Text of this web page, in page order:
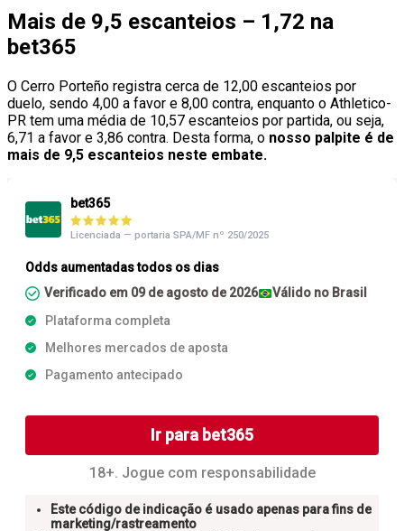
Mais de 9,5 escanteios – 1,72 na
bet365
O Cerro Porteño registra cerca de 12,00 escanteios por
duelo, sendo 4,00 a favor e 8,00 contra, enquanto o Athletico-
PR tem uma média de 10,57 escanteios por partida, ou seja,
6,71 a favor e 3,86 contra. Desta forma, o nosso palpite é de
mais de 9,5 escanteios neste embate.